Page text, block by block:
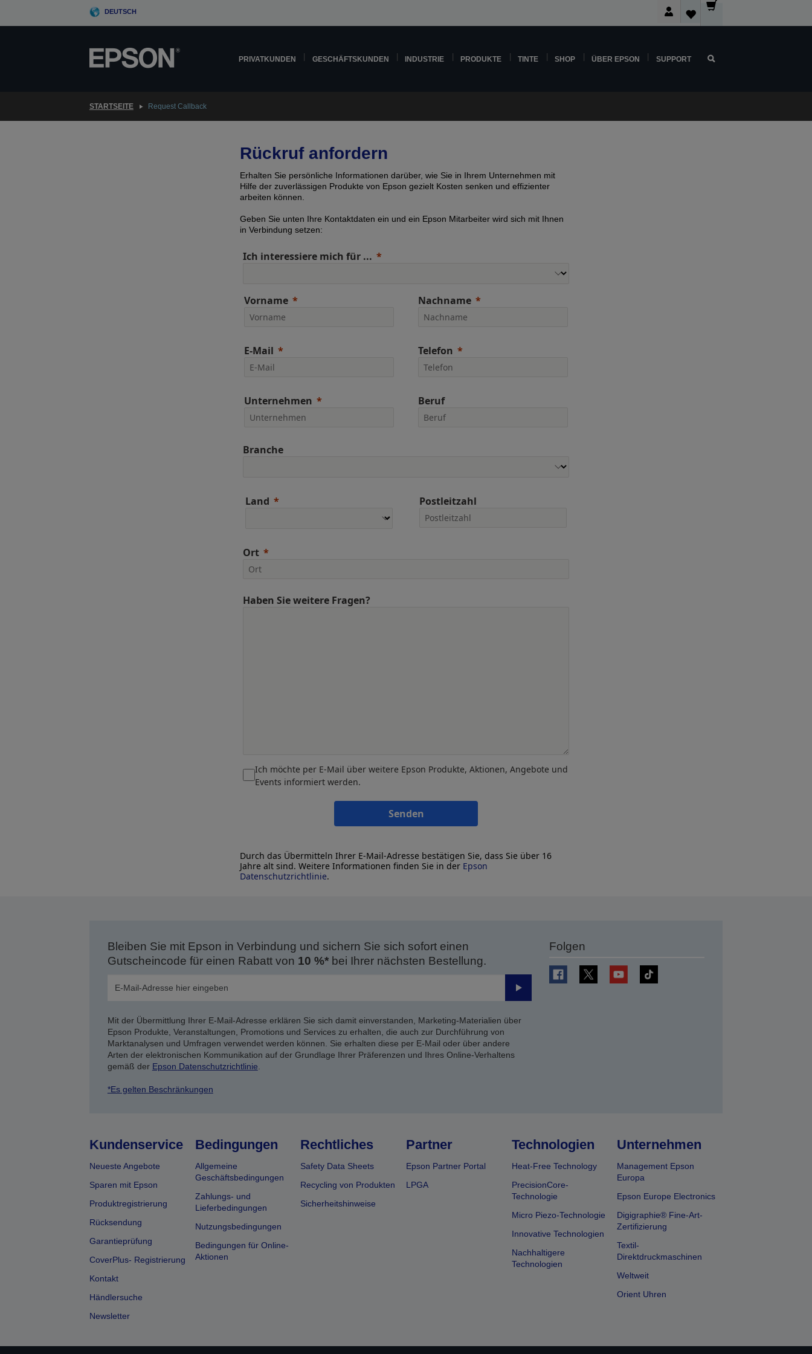
DEUTSCH
PRIVATKUNDEN GESCHÄFTSKUNDEN INDUSTRIE PRODUKTE TINTE SHOP ÜBER EPSON SUPPORT
STARTSEITE Request Callback
Rückruf anfordern
Erhalten Sie persönliche Informationen darüber, wie Sie in Ihrem Unternehmen mit
Hilfe der zuverlässigen Produkte von Epson gezielt Kosten senken und effizienter
arbeiten können.
Geben Sie unten Ihre Kontaktdaten ein und ein Epson Mitarbeiter wird sich mit Ihnen
in Verbindung setzen:
Ich interessiere mich für ...
Vorname Nachname
E-Mail Telefon
Unternehmen Beruf
Branche
Land Postleitzahl
Ort
Haben Sie weitere Fragen?
Ich möchte per E-Mail über weitere Epson Produkte, Aktionen, Angebote und
Events informiert werden.
Senden
Durch das Übermitteln Ihrer E-Mail-Adresse bestätigen Sie, dass Sie über 16
Jahre alt sind. Weitere Informationen finden Sie in der Epson
Datenschutzrichtlinie.
Bleiben Sie mit Epson in Verbindung und sichern Sie sich sofort einen
Gutscheincode für einen Rabatt von 10 %*bei Ihrer nächsten Bestellung.
Senden
Mit der Übermittlung Ihrer E-Mail-Adresse erklären Sie sich damit einverstanden, Marketing-Materialien über
Epson Produkte, Veranstaltungen, Promotions und Services zu erhalten, die auch zur Durchführung von
Marktanalysen und Umfragen verwendet werden können. Sie erhalten diese per E-Mail oder über andere
Arten der elektronischen Kommunikation auf der Grundlage Ihrer Präferenzen und Ihres Online-Verhaltens
gemäß der Epson Datenschutzrichtlinie
*Es gelten Beschränkungen
Folgen
Kundenservice
Neueste Angebote
Sparen mit Epson
Produktregistrierung
Rücksendung
Garantieprüfung
CoverPlus- Registrierung
Kontakt
Händlersuche
Newsletter
Bedingungen
Allgemeine
Geschäftsbedingungen
Zahlungs- und
Lieferbedingungen
Nutzungsbedingungen
Bedingungen für Online-
Aktionen
Rechtliches
Safety Data Sheets
Recycling von Produkten
Sicherheitshinweise
Partner
Epson Partner Portal
LPGA
Technologien
Heat-Free Technology
PrecisionCore-
Technologie
Micro Piezo-Technologie
Innovative Technologien
Nachhaltigere
Technologien
Unternehmen
Management Epson
Europa
Epson Europe Electronics
Digigraphie® Fine-Art-
Zertifizierung
Textil-
Direktdruckmaschinen
Weltweit
Orient Uhren